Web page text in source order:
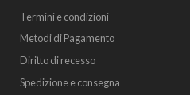
Termini e condizioni
Metodi di Pagamento
Diritto di recesso
Spedizione e consegna